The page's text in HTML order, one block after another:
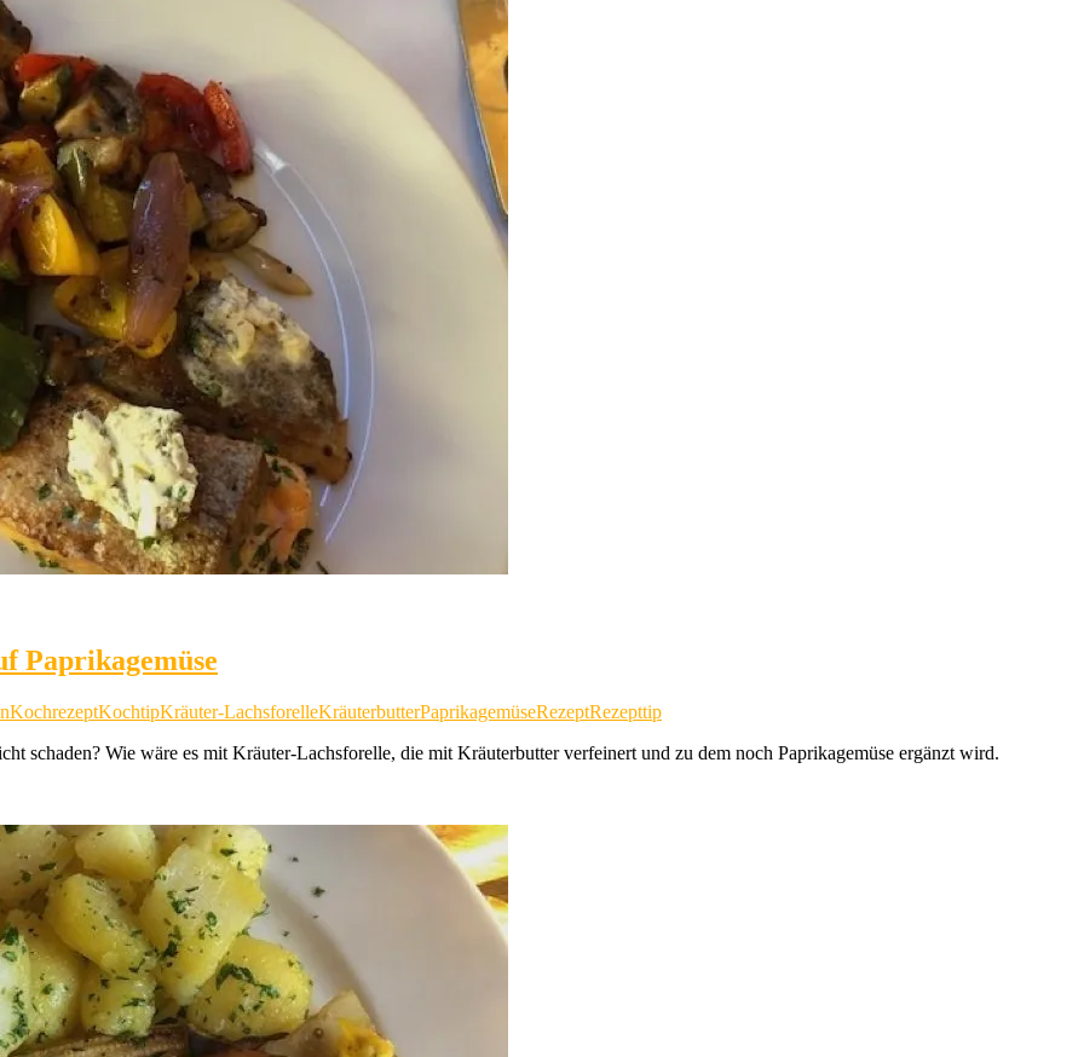
Paprikagemüse
KochrezeptKochtipKräuter-LachsforelleKräuterbutterPaprikagemüseRezeptRezepttip
schaden? Wie wäre es mit Kräuter-Lachsforelle, die mit Kräuterbutter verfeinert und zu dem noch Paprikagemüse ergänzt wird.